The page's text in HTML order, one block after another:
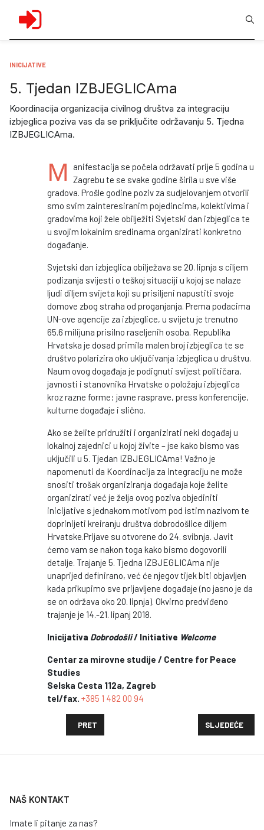
INICIJATIVE
5. Tjedan IZBJEGLICAma
Koordinacija organizacija civilnog društva za integraciju
izbjeglica poziva vas da se priključite održavanju 5. Tjedna
IZBJEGLICAma.
M
anifestacija se počela održavati prije 5 godina u
Zagrebu te se svake godine širila u sve više
gradova. Prošle godine poziv za sudjelovanjem otvorili
smo svim zainteresiranim pojedincima, kolektivima i
gradovima koji žele obilježiti Svjetski dan izbjeglica te
u svojim lokalnim sredinama organizirati konkretno
događanje.
Svjetski dan izbjeglica obilježava se 20. lipnja s ciljem
podizanja svijesti o teškoj situaciji u kojoj se nalaze
ljudi diljem svijeta koji su prisiljeni napustiti svoje
domove zbog straha od proganjanja. Prema podacima
UN-ove agencije za izbjeglice, u svijetu je trenutno
65.6 milijuna prisilno raseljenih osoba. Republika
Hrvatska je dosad primila malen broj izbjeglica te se
društvo polarizira oko uključivanja izbjeglica u društvu.
Naum ovog događaja je podignuti svijest političara,
javnosti i stanovnika Hrvatske o položaju izbjeglica
kroz razne forme: javne rasprave, press konferencije,
kulturne događaje i slično.
Ako se želite pridružiti i organizirati neki događaj u
lokalnoj zajednici u kojoj živite – jse kako bismo vas
uključili u 5. Tjedan IZBJEGLICAma! Važno je
napomenuti da Koordinacija za integraciju ne može
snositi trošak organiziranja događaja koje želite
organizirati već je želja ovog poziva objediniti
inicijative s jednakom motivom pod istim nazivom te
doprinijeti kreiranju društva dobrodošlice diljem
Hrvatske.Prijave su otvorene do 24. svibnja. Javit
ćemo vam se nakon toga kako bismo dogovorili
detalje. Trajanje 5. Tjedna IZBJEGLICAma nije
unaprijed definirano, već će njegov tijek biti objavljen
kada prikupimo sve prijavljene događaje (no jasno je da
se on održava oko 20. lipnja). Okvirno predviđeno
trajanje je 14.-21. lipanj 2018.
Inicijativa Dobrodošli/ Initiative Welcome
Centar za mirovne studije / Centre for Peace
Studies
Selska Cesta 112a, Zagreb
tel/fax. +385 1 482 00 94
PRETHODNI ČLANAK: INTEGRACIJA U LOKALNOJ
PRET SLJEDEĆI
SLJEDEĆE
NAŠ KONTAKT
Imate li pitanje za nas?